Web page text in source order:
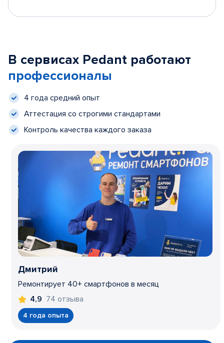
В сервисах Pedant работают
профессионалы
4 года средний опыт
Аттестация со строгими стандартами
Контроль качества каждого заказа
Дмитрий
Ремонтирует 40+ смартфонов в месяц
4,9 74 отзыва
4 года опыта